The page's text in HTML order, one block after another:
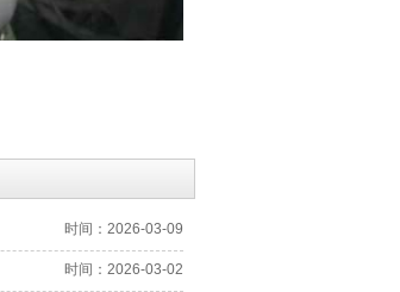
时间：2026-03-09
时间：2026-03-02